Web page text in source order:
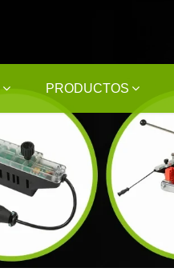
PRODUCTOS